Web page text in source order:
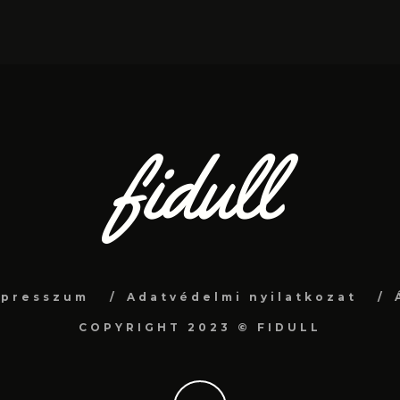
Adatvédelmi nyilatkozat
COPYRIGHT 2023 © FIDULL